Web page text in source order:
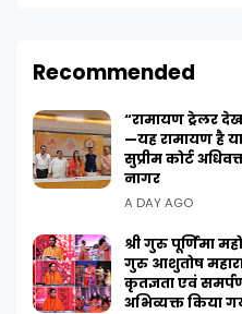
Recommended
“रामायण ट्रेलर
—यह रामायण है
सुप्रीम कोर्ट
नागर
A DAY AGO
श्री गुरु पूर्णिमा
गुरु आशुतोष
कृतज्ञता एवं
अभिव्यक्त किया